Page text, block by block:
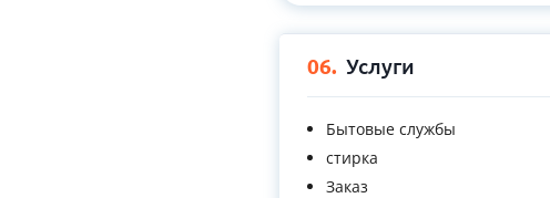
06. Услуги
Бытовые службы
стирка
Заказ